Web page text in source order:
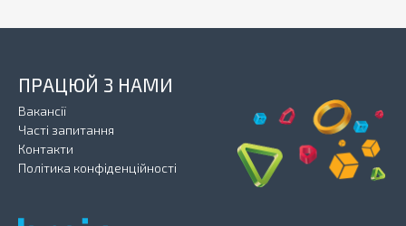
ПРАЦЮЙ З НАМИ
Вакансії
Часті запитання
Контакти
Політика конфіденційності